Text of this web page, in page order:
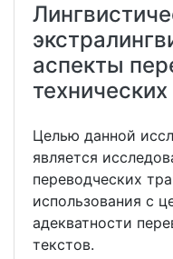
аспекты
технических
Целью данной
является
переводческих
использования с
адекватности
текстов.